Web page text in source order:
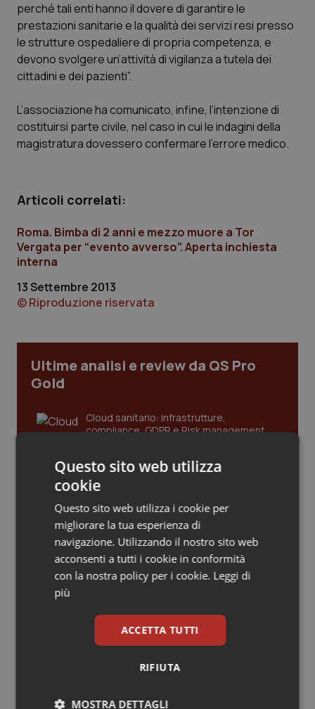
Abruzzo
Basilicata
Campania
Friuli Venezia Giulia
Lazio
Lombardia
Marche
Molise
Piemonte
Provincia Autonoma di Trento
Puglia
Sardegna
Sicilia
QS Pro Gold
Artrite & artrosi
Car-T
Dermatite Atopica
Diabete & glucometri
Dolore
Donna & Salute
Epatiti
HIV
Ipertensione & Scompenso
Malattie rare
Malattia di Crohn & Rettocolite Ulcerosa
Neuroscienze & patologie neurodegenerative
QS Club Newsletter
perché tali enti hanno il dovere di garantire le
prestazioni sanitarie e la qualità dei servizi resi presso
le strutture ospedaliere di propria competenza, e
devono svolgere un’attività di vigilanza a tutela dei
cittadini e dei pazienti”.
L’associazione ha comunicato, infine, l’intenzione di
costituirsi parte civile, nel caso in cui le indagini della
magistratura dovessero confermare l’errore medico.
Articoli correlati:
Roma. Bimba di 2 anni e mezzo muore a Tor
Vergata per “evento avverso”. Aperta inchiesta
interna
13 Settembre 2013
© Riproduzione riservata
Ultime analisi e review da QS Pro
Gold
Cloud sanitario: infrastrutture,
compliance, GDPR e Risk management
Gestione dell'Ipertensione resistente:
Leadership Infermieristica 2026: nuovi
modelli di responsabilità e autonomia
Leadership Medica 2026: guidare team
clinici ad alte prestazioni
odontoiatrico: applicazioni concrete e
Questo sito web utilizza
cookie
Questo sito web utilizza i cookie per
migliorare la tua esperienza di
navigazione. Utilizzando il nostro sito web
acconsenti a tutti i cookie in conformità
con la nostra policy per i cookie. Leggi di
più
ACCETTA TUTTI
RIFIUTA
MOSTRA DETTAGLI